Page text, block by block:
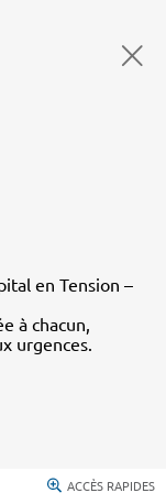
en Tension –
à chacun,
urgences.
ACCÈS RAPIDES